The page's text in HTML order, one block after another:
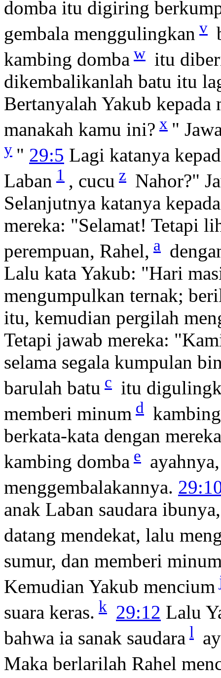
domba itu digiring
gembala menggulingkan v
kambing domba w itu
dikembalikanlah batu itu
Bertanyalah Yakub kepada
manakah kamu ini? x "
y " 29:5 Lagi katanya
Laban 1 , cucu z Nahor?"
Selanjutnya katanya
mereka: "Selamat! Tetapi
perempuan, Rahel, a
Lalu kata Yakub: "Hari
mengumpulkan ternak;
itu, kemudian pergilah
Tetapi jawab mereka:
selama segala kumpulan
barulah batu c itu
memberi minum d
berkata-kata dengan
kambing domba e
menggembalakannya.
anak Laban saudara
datang mendekat, lalu
sumur, dan memberi
Kemudian Yakub mencium
suara keras. k 29:12 Lalu
bahwa ia sanak saudara l
Maka berlarilah Rahel